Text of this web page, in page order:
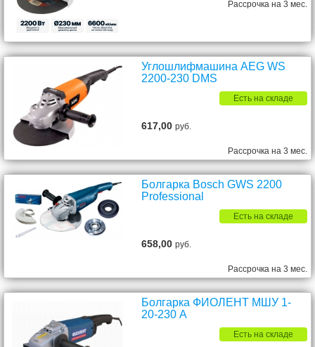
Рассрочка на 3 мес.
Углошлифмашина AEG WS
2200-230 DMS
Есть на складе
617,00руб.
Рассрочка на 3 мес.
Болгарка Bosch GWS 2200
Professional
Есть на складе
658,00руб.
Рассрочка на 3 мес.
Болгарка ФИОЛЕНТ МШУ 1-
20-230 А
Есть на складе